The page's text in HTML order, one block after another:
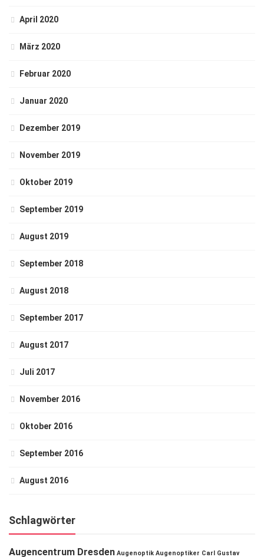
April 2020
März 2020
Februar 2020
Januar 2020
Dezember 2019
November 2019
Oktober 2019
September 2019
August 2019
September 2018
August 2018
September 2017
August 2017
Juli 2017
November 2016
Oktober 2016
September 2016
August 2016
Schlagwörter
Augencentrum Dresden Augenoptik Augenoptiker Carl Gustav